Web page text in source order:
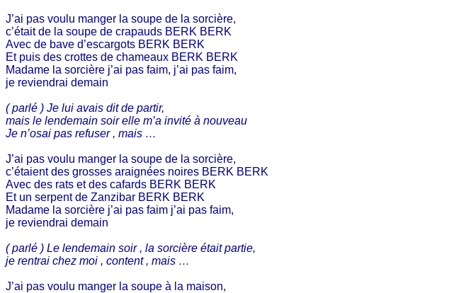
J’ai pas voulu manger la soupe de la sorcière,
c’était de la soupe de crapauds BERK BERK
Avec de bave d’escargots BERK BERK
Et puis des crottes de chameaux BERK BERK
Madame la sorcière j’ai pas faim, j’ai pas faim,
je reviendrai demain
( parlé ) Je lui avais dit de partir,
mais le lendemain soir elle m’a invité à nouveau
Je n’osai pas refuser , mais …
J’ai pas voulu manger la soupe de la sorcière,
c’étaient des grosses araignées noires BERK BERK
Avec des rats et des cafards BERK BERK
Et un serpent de Zanzibar BERK BERK
Madame la sorcière j’ai pas faim j’ai pas faim,
je reviendrai demain
( parlé ) Le lendemain soir , la sorcière était partie,
je rentrai chez moi , content , mais …
J’ai pas voulu manger la soupe à la maison,